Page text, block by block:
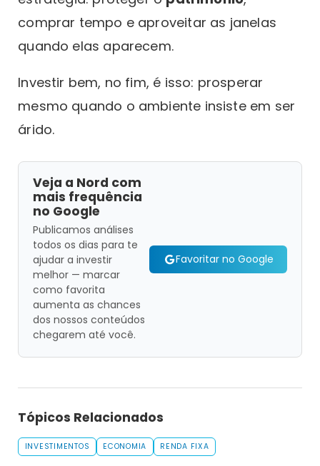
comprar tempo e aproveitar as janelas
quando elas aparecem.
Investir bem, no fim, é isso: prosperar
mesmo quando o ambiente insiste em ser
árido.
Veja a Nord com
mais frequência
no Google
Publicamos análises
todos os dias para te
ajudar a investir
melhor — marcar
como favorita
aumenta as chances
dos nossos conteúdos
chegarem até você.
Favoritar no Google
Tópicos Relacionados
INVESTIMENTOS ECONOMIA RENDA FIXA